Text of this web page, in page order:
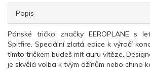
Popis
Pánské tričko značky EEROPLANE s
Spitfire. Speciální zlatá edice k výročí
tímto tričkem budeš mít auru vítěze.
je skvělá volba k tvým džínům nebo chino